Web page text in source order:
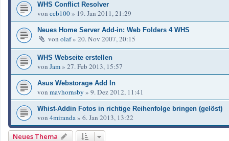
WHS Conflict Resolver
von ccb100» 19. Jan 2011, 21:29
Neues Home Server Add-in: Web Folders 4 WHS
von olaf» 20. Nov 2007, 20:15
WHS Webseite erstellen
von Jam» 27. Feb 2013, 15:57
Asus Webstorage Add In
von mavhornsby » 9. Dez 2012, 11:41
Whist-Addin Fotos in richtige Reihenfolge bringen (gelöst)
von 4miranda» 6. Jan 2013, 13:22
Neues Thema